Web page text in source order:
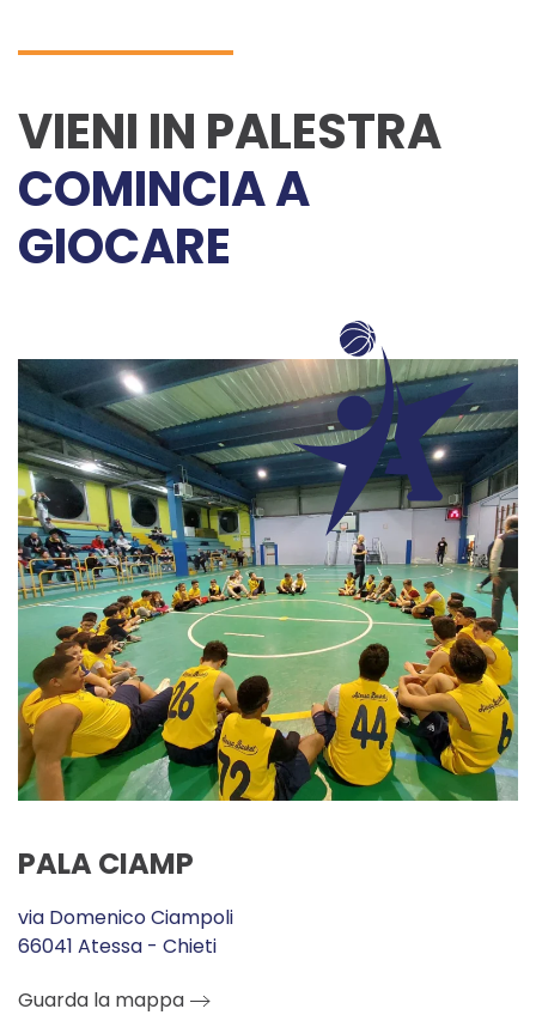
VIENI IN PALESTRA
COMINCIA A
GIOCARE
PALA CIAMP
via Domenico Ciampoli
66041 Atessa - Chieti
Guarda la mappa